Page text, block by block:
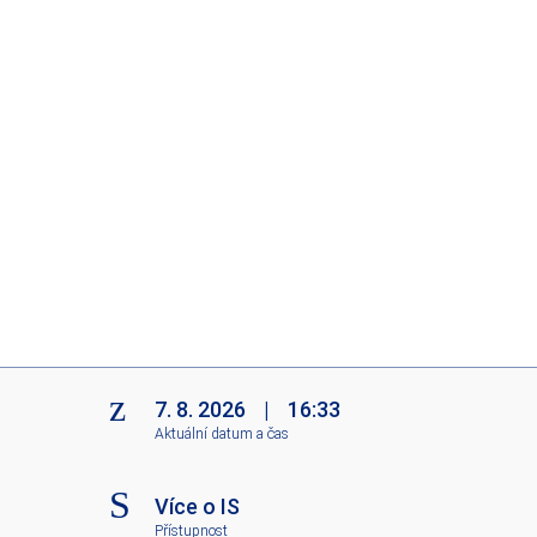
7. 8. 2026 | 16:33
Aktuální datum a čas
Více o IS
Přístupnost